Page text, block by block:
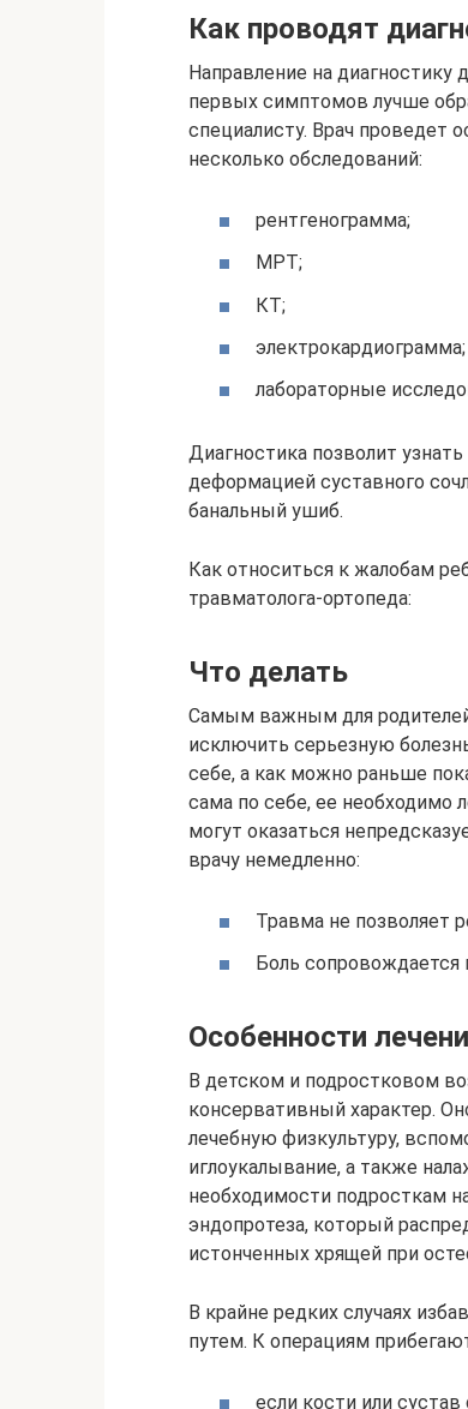
Как проводят
Направление на диагностику
первых симптомов лучше
специалисту. Врач проведет
несколько обследований:
рентгенограмма;
МРТ;
КТ;
электрокардиограмма;
лабораторные
Диагностика позволит
деформацией суставного
банальный ушиб.
Как относиться к жалобам
травматолога-ортопеда:
Что делать
Самым важным для родителей
исключить серьезную
себе, а как можно раньше
сама по себе, ее необходимо
могут оказаться
врачу немедленно:
Травма не позволяет
Боль
Особенности
В детском и подростковом
консервативный характер.
лечебную физкультуру,
иглоукалывание, а также
необходимости подросткам
эндопротеза, который
истонченных хрящей при
В крайне редких случаях
путем. К операциям
если кости или